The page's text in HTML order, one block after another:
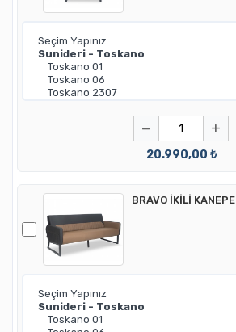
− +
20.990,00 ₺
BRAVO İKİLİ KANEPE